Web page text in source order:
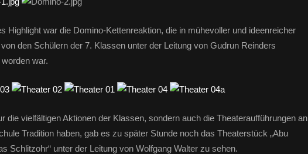
Highlight war die Domino-Kettenreaktion, die in mühevoller und ideenreicher
den Schülern der 7. Klassen unter der Leitung von Gudrun Reinders
war.
die vielfältigen Aktionen der Klassen, sondern auch die Theateraufführungen an
Tradition haben, gab es zu später Stunde noch das Theaterstück „Abu
Schlitzohr“ unter der Leitung von Wolfgang Walter zu sehen.